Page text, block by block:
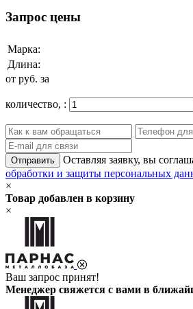
Запрос цены
Марка:
Длина:
от руб. за
количество, :
Отправить Оставляя заявку, вы
обработки и защиты персональных
×
Товар добавлен в корзину
×
Ваш запрос принят!
Менеджер свяжется с вами в